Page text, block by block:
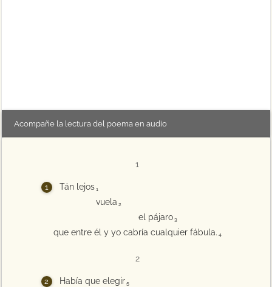
Acompañe la lectura del poema en audio
1
Tán lejos 1
vuela 2
el pájaro 3
que entre él y yo cabría cualquier fábula. 4
2
Había que elegir 5